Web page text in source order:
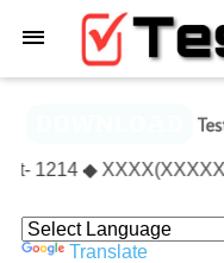
◆ XXXX(XXXXX)-
Translate